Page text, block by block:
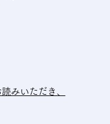
みいただき、